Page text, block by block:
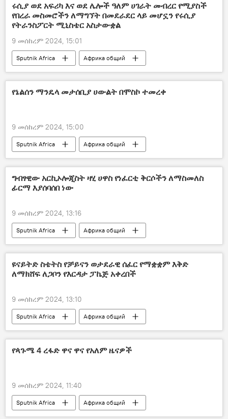
ሩሲያ ወደ አፍሪካ እና ወደ ሌሎች ዓለም ሀገራት መብረር የሚያስች
የበረራ መስመሮችን ለማግኘት በመደራደር ላይ መሆኗን የሩሲያ
የትራንስፖርት ሚኒስቴር አስታውቋል
9 መሰከረም 2024, 15:01
Sputnik Africa Африка общий
የኔልሰን ማንዴላ መታሰቢያ ሀውልት በሞስኮ ተመረቀ
9 መሰከረም 2024, 15:00
Sputnik Africa Африка общий
ግብፃዊው አርኪኦሎጂስት ዛሂ ሀዋስ የነፈርቲ ቅርሶችን ለማስመለስ
ፊርማ እያሰባሰበ ነው
9 መሰከረም 2024, 13:16
Sputnik Africa Африка общий
ዩናይትድ ስቴትስ የቻይናን ወታደራዊ ሰፈር የማቋቋም እቅድ
ለማክሸፍ ለጋቦን የእርዳታ ፓኬጅ አቀረበች
9 መሰከረም 2024, 13:10
Sputnik Africa Африка общий
የጳጉሜ 4 ረፋድ ዋና ዋና የአለም ዜናዎች
9 መሰከረም 2024, 11:40
Sputnik Africa Африка общий